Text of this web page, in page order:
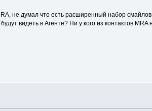
не думал что есть расширенный набор
видеть в Агенте? Ни у кого из контактов MRA